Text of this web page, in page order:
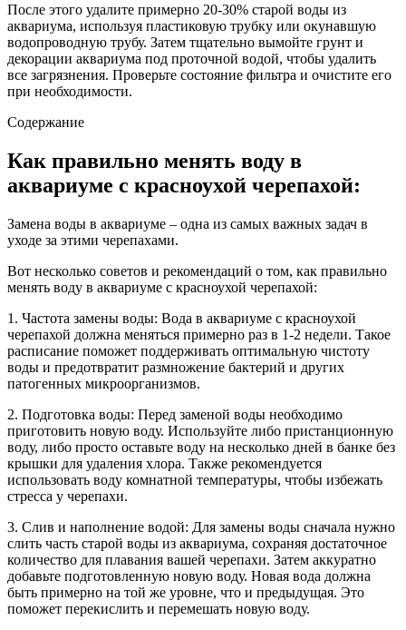
После этого удалите примерно 20-30% старой воды из
аквариума, используя пластиковую трубку или окунавшую
водопроводную трубу. Затем тщательно вымойте грунт и
декорации аквариума под проточной водой, чтобы удалить
все загрязнения. Проверьте состояние фильтра и очистите его
при необходимости.
Содержание
Как правильно менять воду в
аквариуме с красноухой черепахой:
Замена воды в аквариуме – одна из самых важных задач в
уходе за этими черепахами.
Вот несколько советов и рекомендаций о том, как правильно
менять воду в аквариуме с красноухой черепахой:
1. Частота замены воды: Вода в аквариуме с красноухой
черепахой должна меняться примерно раз в 1-2 недели. Такое
расписание поможет поддерживать оптимальную чистоту
воды и предотвратит размножение бактерий и других
патогенных микроорганизмов.
2. Подготовка воды: Перед заменой воды необходимо
приготовить новую воду. Используйте либо пристанционную
воду, либо просто оставьте воду на несколько дней в банке без
крышки для удаления хлора. Также рекомендуется
использовать воду комнатной температуры, чтобы избежать
стресса у черепахи.
3. Слив и наполнение водой: Для замены воды сначала нужно
слить часть старой воды из аквариума, сохраняя достаточное
количество для плавания вашей черепахи. Затем аккуратно
добавьте подготовленную новую воду. Новая вода должна
быть примерно на той же уровне, что и предыдущая. Это
поможет перекислить и перемешать новую воду.